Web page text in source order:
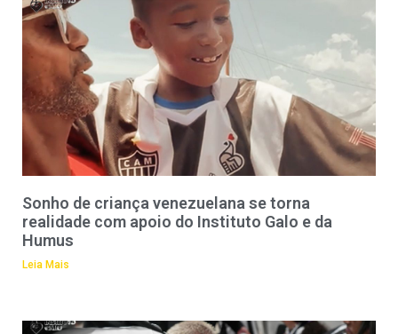
Sonho de criança venezuelana se torna
realidade com apoio do Instituto Galo e da
Humus
Leia Mais